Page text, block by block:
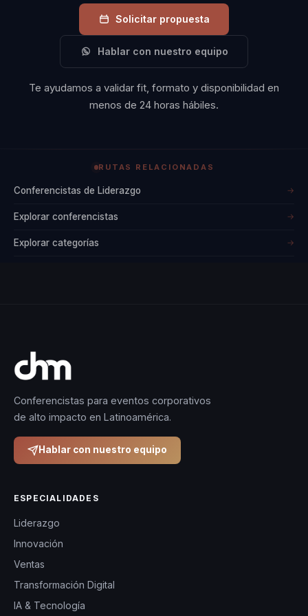
Solicitar propuesta
Hablar con nuestro equipo
Te ayudamos a validar fit, formato y disponibilidad en
menos de 24 horas hábiles.
RUTAS RELACIONADAS
Conferencistas de Liderazgo →
Explorar conferencistas →
Explorar categorías →
Conferencistas para eventos corporativos
de alto impacto en Latinoamérica.
Hablar con nuestro equipo
ESPECIALIDADES
Liderazgo
Innovación
Ventas
Transformación Digital
IA & Tecnología